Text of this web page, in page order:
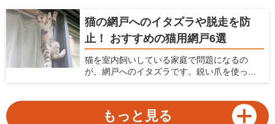
ボット掃除機がおすすめ。ロボット掃除機が1
台あれば、毎日の家事負担を軽減できます。
近年ロボット掃除機は高性能化が著しく、各
メーカーからさまざまなモデルがラインナッ
プされています。本記事ではロボット掃除機
の選び方とおすすめの機種をご紹介します。
猫の網戸へのイタズラや脱走を防
止！ おすすめの猫用網戸6選
猫を室内飼いしている家庭で問題になるの
が、網戸へのイタズラです。鋭い爪を使って
だけでなく、猫が脱走してしまう危険性を考
えると、網戸問題は猫を飼っている家庭に
もっと見る